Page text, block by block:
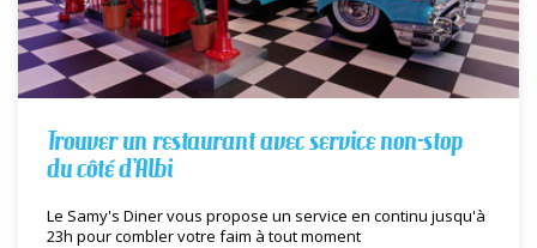
Trouver un restaurant avec service non-stop
du côté d’Albi
Le Samy's Diner vous propose un service en continu jusqu'à
23h pour combler votre faim à tout moment